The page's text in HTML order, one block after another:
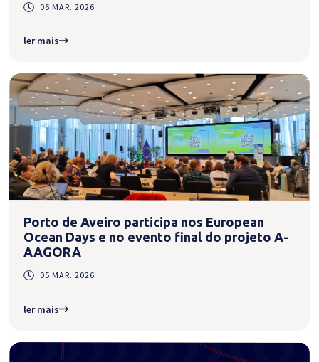
06 MAR. 2026
ler mais
Porto de Aveiro participa nos European
Ocean Days e no evento final do projeto A-
AAGORA
05 MAR. 2026
ler mais